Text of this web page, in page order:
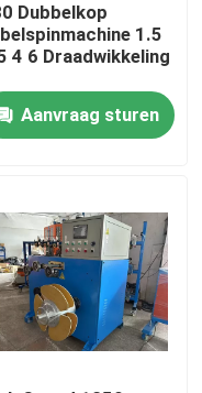
Dubbelkop
1.5
4 6 Draadwikkeling
Aanvraag sturen